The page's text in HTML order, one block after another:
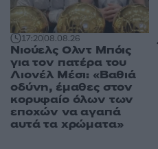
17:2008.08.26
Νιούελς Ολντ Μπόις
για τον πατέρα του
Λιονέλ Μέσι: «Βαθιά
οδύνη, έμαθες στον
κορυφαίο όλων των
εποχών να αγαπά
αυτά τα χρώματα»